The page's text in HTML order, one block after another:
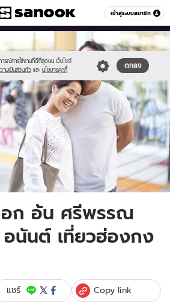
เข้าสู่ระบบสมาชิก
หมวดอื่นๆ
ารณ์การใช้งานที่ดีที่สุดบน เว็บไซต์
ามเป็นส่วนตัว และ นโยบายคุกกี้
ตกลง
logo-
4602814/ny7.jpg
ก อ้น ศรีพรรณ
อนันต์ เที่ยวฮ่องกง
แชร์ Copy link